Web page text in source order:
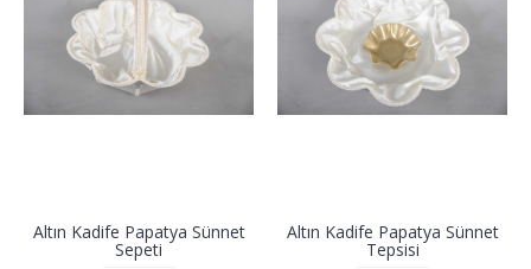
Altın Kadife Papatya Sünnet
Sepeti
Altın Kadife Papatya Sünnet
Tepsisi